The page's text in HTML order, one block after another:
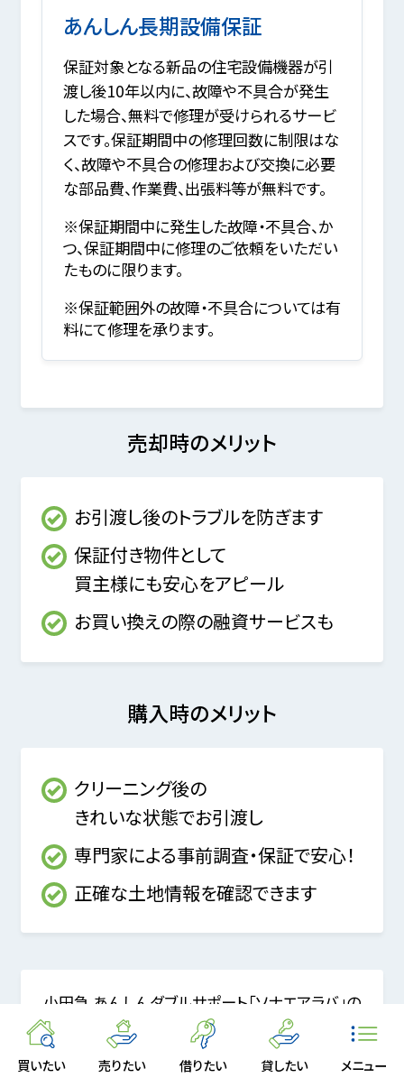
買いたい 売りたい 借りたい 貸したい メニュー
あんしん長期設備保証
保証対象となる新品の住宅設備機器が引
渡し後10年以内に、故障や不具合が発生
した場合、無料で修理が受けられるサービ
スです。保証期間中の修理回数に制限はな
く、故障や不具合の修理および交換に必要
な部品費、作業費、出張料等が無料です。
※保証期間中に発生した故障・不具合、か
つ、保証期間中に修理のご依頼をいただい
たものに限ります。
※保証範囲外の故障・不具合については有
料にて修理を承ります。
売却時のメリット
お引渡し後のトラブルを防ぎます
保証付き物件として
買主様にも安心をアピール
お買い換えの際の融資サービスも
購入時のメリット
クリーニング後の
きれいな状態でお引渡し
専門家による事前調査・保証で安心！
正確な土地情報を確認できます
小田急 あんしんダブルサポート「ソナエアラバ」の
各メニューの適合物件は、このマークが目印↓ ご
購入の際はぜひご検討ください。